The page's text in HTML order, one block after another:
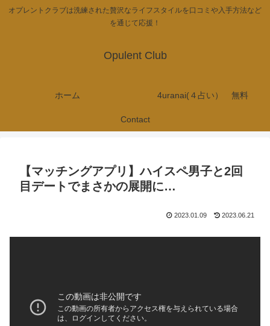
オプレントクラブは洗練された贅沢なライフスタイルを口コミや入手方法など
を通じて応援！
Opulent Club
ホーム 4uranai(４占い） 無料
Contact
【マッチングアプリ】ハイスペ男子と2回
目デートでまさかの展開に…
2023.01.09 2023.06.21